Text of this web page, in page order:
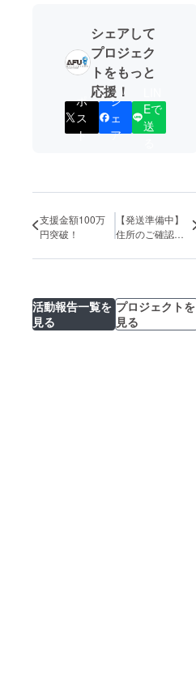
シェアして
プロジェク
トをもっと
応援！
ポ
ス
ト
シ
ェ
ア
Eで
送
支援金額100万
円突破！
【発送準備中】
住所のご確認を
活動報告一覧を
見る
プロジェクトを
見る